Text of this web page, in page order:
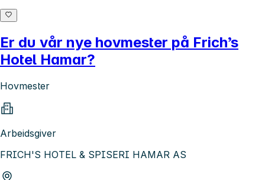
Er du vår nye hovmester på Frich’s
Hotel Hamar?
Hovmester
Arbeidsgiver
FRICH'S HOTEL & SPISERI HAMAR AS